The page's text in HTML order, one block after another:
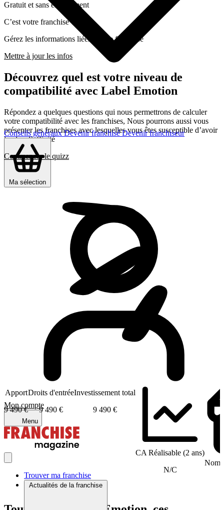
Conseils générauxDevenir franchiséDevenir franchiseur
Ma sélection
Mon compte
Menu
Trouver ma franchise
Actualités de la franchise
Gratuit et sans engagement
C’est votre franchise ?
Gérez les informations liées a cette franchise
Mettre à jour les infos
Découvrez quel est votre niveau de
compatibilité avec Label Emotion
Répondez a quelques questions qui nous permettrons de calculer
votre compatibilité avec les franchises, Nous pourrons aussi vous
présenter les franchises avec lesquelles vous êtes susceptible d’avoir
le plus d’affinité
Commencer le quizz
Apport
9 490 €
Droits d'entrée
9 490 €
Investissement total
9 490 €
CA Réalisable (2 ans)
N/C